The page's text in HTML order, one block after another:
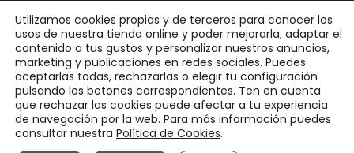
Utilizamos cookies propias y de terceros para conocer los
usos de nuestra tienda online y poder mejorarla, adaptar el
contenido a tus gustos y personalizar nuestros anuncios,
marketing y publicaciones en redes sociales. Puedes
aceptarlas todas, rechazarlas o elegir tu configuración
pulsando los botones correspondientes. Ten en cuenta
que rechazar las cookies puede afectar a tu experiencia
de navegación por la web. Para más información puedes
consultar nuestra Política de Cookies.